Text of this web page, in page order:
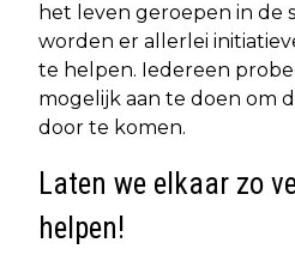
het leven geroepen in de
worden er allerlei
te helpen. Iedereen
mogelijk aan te doen om
door te komen.
Laten we elkaar zo
helpen!